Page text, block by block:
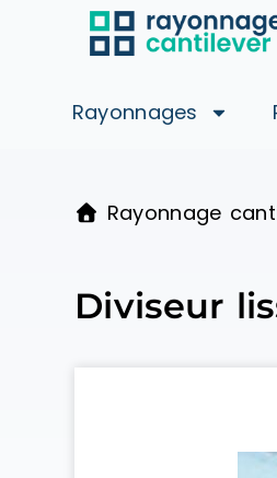
Rayonnages
Rayonnage
Diviseur